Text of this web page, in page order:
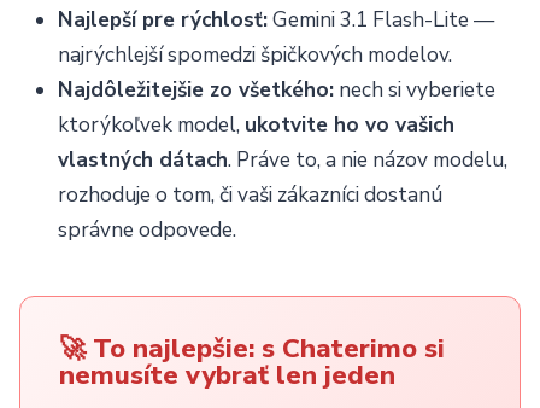
Najlepší pre rýchlosť:Gemini 3.1 Flash-Lite —
najrýchlejší spomedzi špičkových modelov.
Najdôležitejšie zo všetkého: nech si vyberiete
ktorýkoľvek model, ukotvite ho vo vašich
vlastných dátach. Práve to, a nie názov modelu,
rozhoduje o tom, či vaši zákazníci dostanú
správne odpovede.
🚀 To najlepšie: s Chaterimo si
nemusíte vybrať len jeden